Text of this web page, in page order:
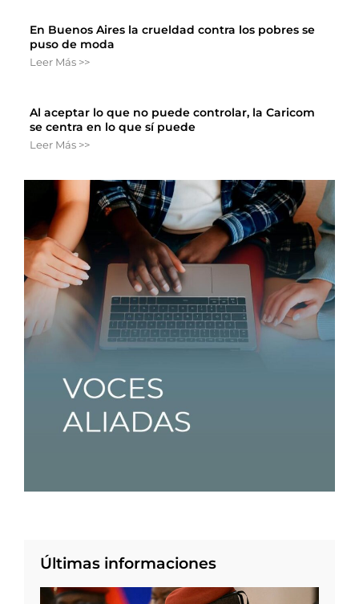
En Buenos Aires la crueldad contra los pobres se
puso de moda
Leer Más >>
Al aceptar lo que no puede controlar, la Caricom
se centra en lo que sí puede
Leer Más >>
Últimas informaciones